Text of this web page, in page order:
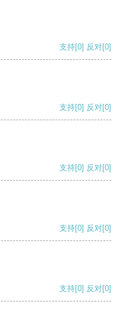
支持[0] 反对[0]
支持[0] 反对[0]
支持[0] 反对[0]
支持[0] 反对[0]
支持[0] 反对[0]